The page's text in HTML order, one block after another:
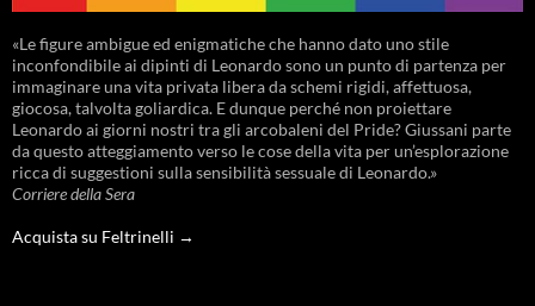
«Le figure ambigue ed enigmatiche che hanno dato uno stile
inconfondibile ai dipinti di Leonardo sono un punto di partenza per
immaginare una vita privata libera da schemi rigidi, affettuosa,
giocosa, talvolta goliardica. E dunque perché non proiettare
Leonardo ai giorni nostri tra gli arcobaleni del Pride? Giussani parte
da questo atteggiamento verso le cose della vita per un’esplorazione
ricca di suggestioni sulla sensibilità sessuale di Leonardo.»
Corriere della Sera
Acquista su Feltrinelli →